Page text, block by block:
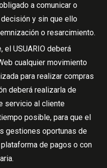
a comunicar o
y sin que ello
o resarcimiento.
el USUARIO deberá
cualquier movimiento
para realizar compras
deberá realizarla de
servicio al cliente
posible, para que el
gestiones oportunas de
de pagos o con